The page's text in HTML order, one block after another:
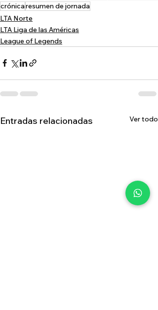
crónicaresumen de jornada
LTA Norte
LTA Liga de las Américas
League of Legends
Entradas relacionadas Ver todo